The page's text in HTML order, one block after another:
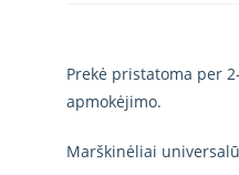
Prekė pristatoma per
apmokėjimo.
Marškinėliai